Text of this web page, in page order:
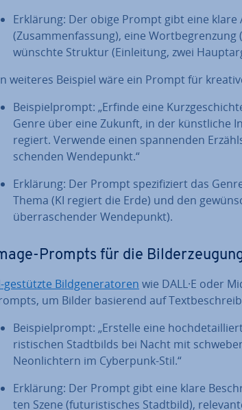
Erklärung: Der obige Prompt gibt eine
(Zu­sam­men­fas­sung), eine
wünsch­te Struktur (Ein­lei­tung, zwei
weiteres Beispiel wäre ein Prompt für
Bei­spiel­prompt: „Erfinde eine
Genre über eine Zukunft, in der künst­li­che
regiert. Verwende einen span­nen­den
schen­den Wen­de­punkt.“
Erklärung: Der Prompt spe­zi­fi­ziert das
Thema (KI regiert die Erde) und den
über­ra­schen­der Wen­de­punkt).
Prompts für die
gestützte Bild­ge­ne­ra­to­ren wie DALL·E oder
um Bilder basierend auf
Bei­spiel­prompt: „Erstelle eine
ris­ti­schen Stadt­bilds bei Nacht mit
Ne­on­lich­tern im Cyberpunk-Stil.“
Erklärung: Der Prompt gibt eine klare
ten Szene (fu­tu­ris­ti­sches Stadtbild),